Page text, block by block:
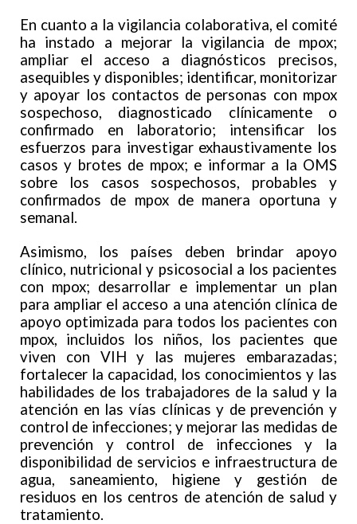
En cuanto a la vigilancia colaborativa, el comité
ha instado a mejorar la vigilancia de mpox;
ampliar el acceso a diagnósticos precisos,
asequibles y disponibles; identificar, monitorizar
y apoyar los contactos de personas con mpox
sospechoso, diagnosticado clínicamente o
confirmado en laboratorio; intensificar los
esfuerzos para investigar exhaustivamente los
casos y brotes de mpox; e informar a la OMS
sobre los casos sospechosos, probables y
confirmados de mpox de manera oportuna y
semanal.
Asimismo, los países deben brindar apoyo
clínico, nutricional y psicosocial a los pacientes
con mpox; desarrollar e implementar un plan
para ampliar el acceso a una atención clínica de
apoyo optimizada para todos los pacientes con
mpox, incluidos los niños, los pacientes que
viven con VIH y las mujeres embarazadas;
fortalecer la capacidad, los conocimientos y las
habilidades de los trabajadores de la salud y la
atención en las vías clínicas y de prevención y
control de infecciones; y mejorar las medidas de
prevención y control de infecciones y la
disponibilidad de servicios e infraestructura de
agua, saneamiento, higiene y gestión de
residuos en los centros de atención de salud y
tratamiento.